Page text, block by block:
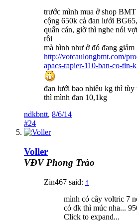
trước mình mua ở shop
cộng 650k cả đan lưới
quấn cán, giờ thì nghe nói
rồi
mà hình như ở đó đang giảm
http://votcaulongbmt.com/
apacs-rapier-110-ban-co-tin-
đan lưới bao nhiêu kg thì tùy
thì mình đan 10,1kg
ndkbntt, 8/6/14
#24
Voller
VĐV Phong Trào
Zin467 said: ↑
mình có cây voltric 7
có dk thì múc nha...
Click to expand...